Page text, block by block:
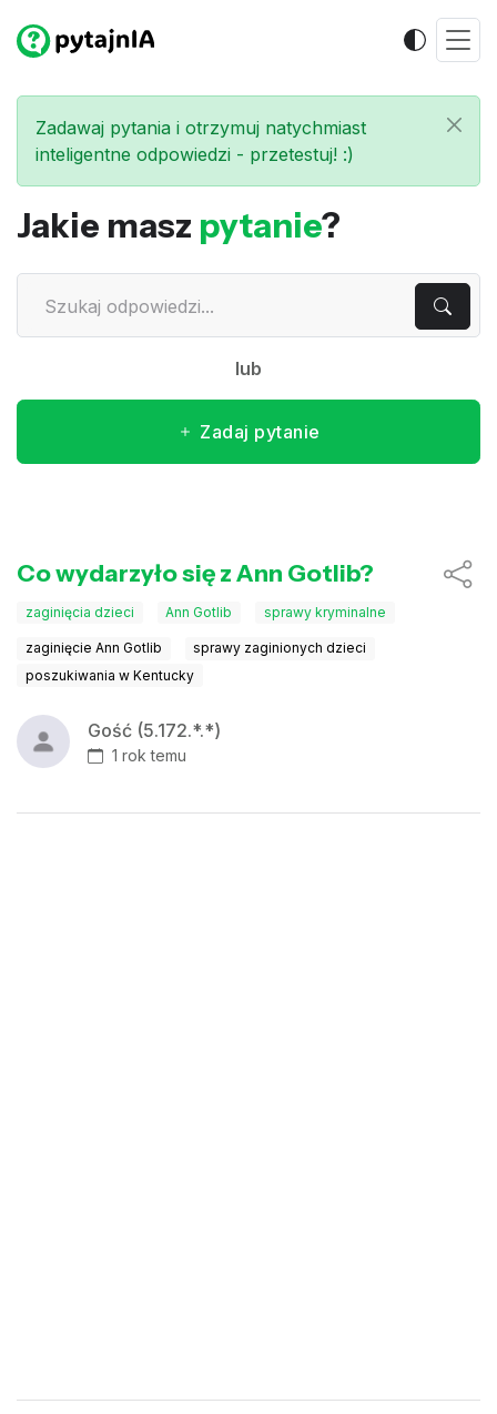
Zadawaj pytania i otrzymuj natychmiast
inteligentne odpowiedzi - przetestuj! :)
Jakie masz pytanie?
lub
Zadaj pytanie
Co wydarzyło się z Ann Gotlib?
zaginięcia dzieci Ann Gotlib sprawy kryminalne
zaginięcie Ann Gotlib
sprawy zaginionych dzieci
poszukiwania w Kentucky
Gość (5.172.*.*)
1 rok temu